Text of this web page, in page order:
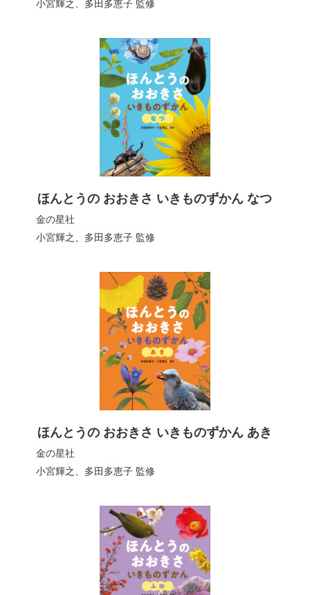
小宮輝之
多田多恵子監修
ほんとうの おおきさ いきものずかん なつ
金の星社
小宮輝之
多田多恵子監修
ほんとうの おおきさ いきものずかん あき
金の星社
小宮輝之
多田多恵子監修